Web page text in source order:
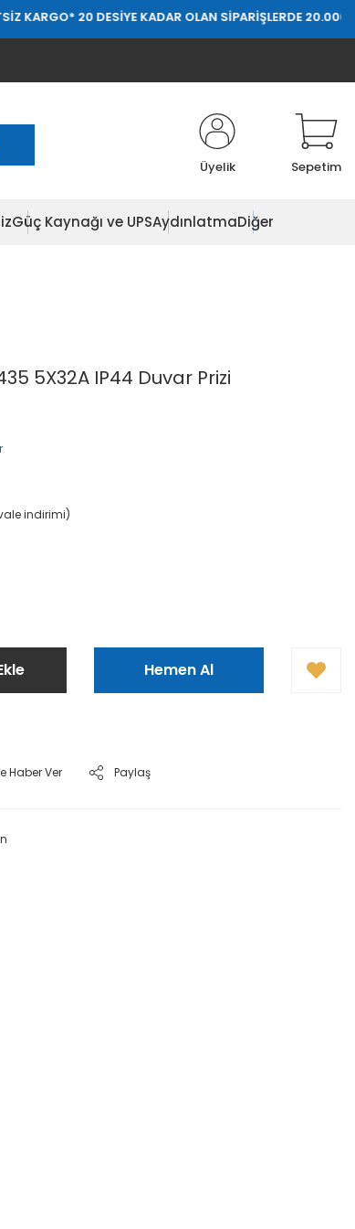
DESİYE KADAR OLAN SİPARİŞLERDE 20.000 TL ÜZERİ
Üyelik Sepetim
Güç Kaynağı ve UPSAydınlatmaDiğer
5X32A IP44 Duvar Prizi
indirimi)
Hemen Al
Haber Ver Paylaş